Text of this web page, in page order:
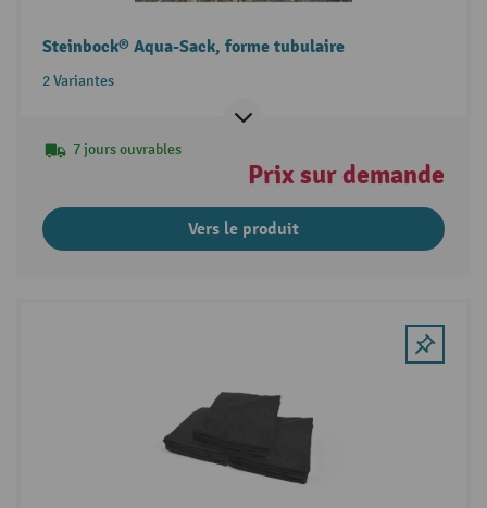
Steinbock® Aqua-Sack, forme tubulaire
2 Variantes
7 jours ouvrables
Prix sur demande
Vers le produit